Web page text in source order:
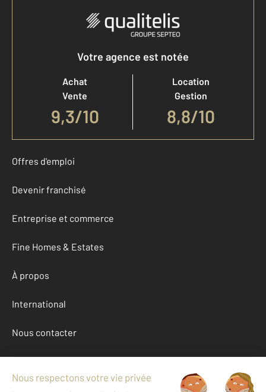
Votre agence est notée
Achat
Vente
9,3/10
Location
Gestion
8,8/10
Offres d'emploi
Devenir franchisé
Entreprise et commerce
Fine Homes & Estates
À propos
International
Nous contacter
Mentions légales & CGU et Barèmes d'honoraires